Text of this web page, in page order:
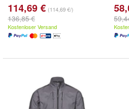
114,69 € (114,69 €/)
136,85 €
Kostenloser Versand